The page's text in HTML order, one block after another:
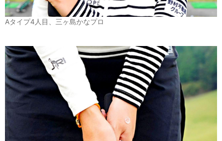
Aタイプ4人目、三ヶ島かなプロ